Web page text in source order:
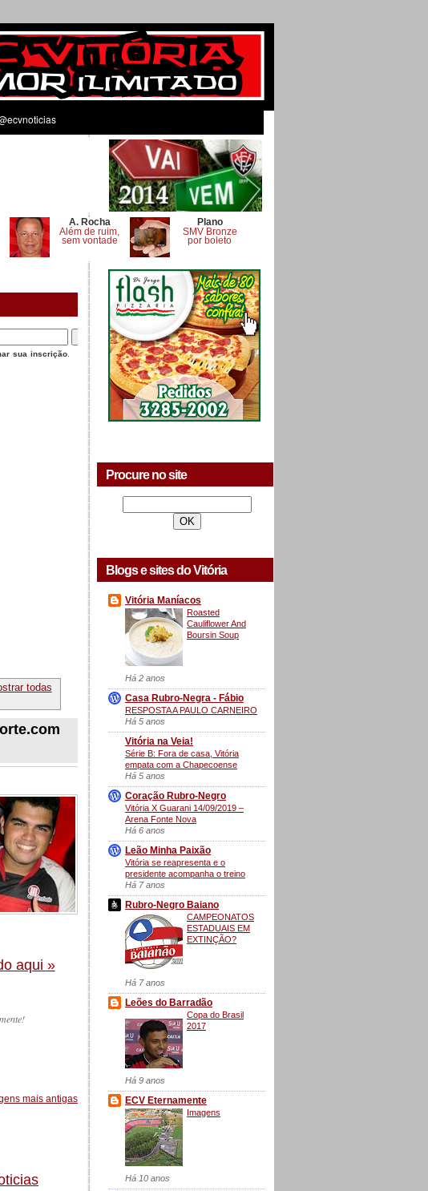
A. Rocha
Além de ruim,
sem vontade
Plano
SMV Bronze
por boleto
sua inscrição
todas
aqui »
mais antigas
Procure no site
Blogs e sites do Vitória
Vitória Maníacos
Roasted
Cauliflower And
Boursin Soup
Há 2 anos
Casa Rubro-Negra - Fábio
RESPOSTA A PAULO CARNEIRO
Há 5 anos
Vitória na Veia!
Série B: Fora de casa, Vitória
empata com a Chapecoense
Há 5 anos
Coração Rubro-Negro
Vitória X Guarani 14/09/2019 –
Arena Fonte Nova
Há 6 anos
Leão Minha Paixão
Vitória se reapresenta e o
presidente acompanha o treino
Há 7 anos
Rubro-Negro Baiano
CAMPEONATOS
ESTADUAIS EM
EXTINÇÃO?
Há 7 anos
Leões do Barradão
Copa do Brasil
2017
Há 9 anos
ECV Eternamente
Imagens
Há 10 anos